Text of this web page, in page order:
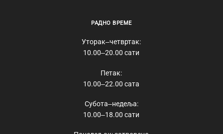
РАДНО ВРЕМЕ
Уторак‒четвртак:
10.00‒20.00 сати
Петак:
10.00‒22.00 сата
Субота‒недеља:
10.00‒18.00 сати